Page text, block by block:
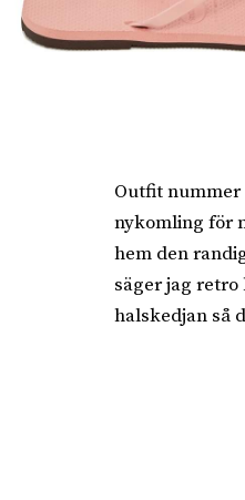
Outfit nummer
nykomling för
hem den
säger jag
halskedjan så